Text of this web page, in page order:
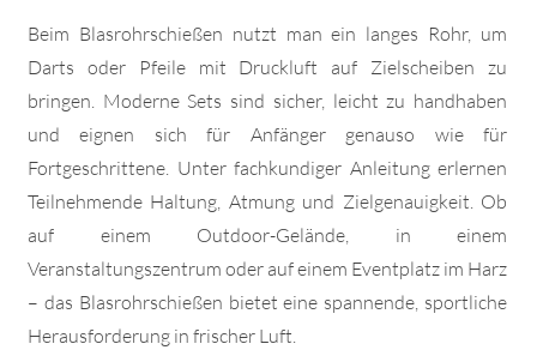
Beim Blasrohrschießen nutzt man ein langes Rohr, um
Darts oder Pfeile mit Druckluft auf Zielscheiben zu
bringen. Moderne Sets sind sicher, leicht zu handhaben
und eignen sich für Anfänger genauso wie für
Fortgeschrittene. Unter fachkundiger Anleitung erlernen
Teilnehmende Haltung, Atmung und Zielgenauigkeit. Ob
auf einem Outdoor-Gelände, in einem
Veranstaltungszentrum oder auf einem Eventplatz im Harz
– das Blasrohrschießen bietet eine spannende, sportliche
Herausforderung in frischer Luft.